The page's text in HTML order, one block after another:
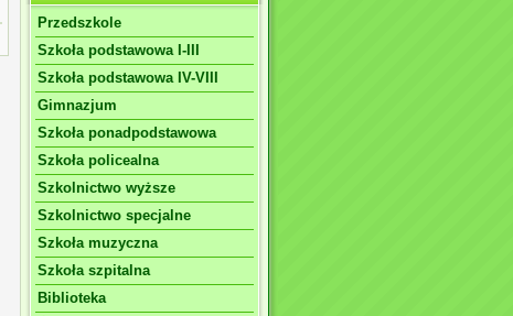
Przedszkole
Szkoła podstawowa I-III
Szkoła podstawowa IV-VIII
Gimnazjum
Szkoła ponadpodstawowa
Szkoła policealna
Szkolnictwo wyższe
Szkolnictwo specjalne
Szkoła muzyczna
Szkoła szpitalna
Biblioteka